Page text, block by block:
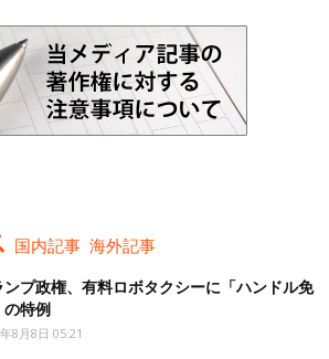
国内記事 海外記事
ンプ政権、有料ロボタクシーに「ハンドル免
の特例
8月8日 05:21